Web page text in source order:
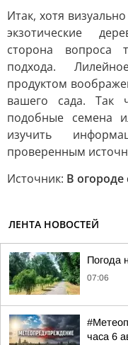
Итак, хотя
экзотические
сторона вопроса
подхода.
продуктом
вашего сада. Так
подобные семена
изучить
проверенным
Источник: В
ЛЕНТА НОВОСТЕЙ
Погода
07:06
часа 6